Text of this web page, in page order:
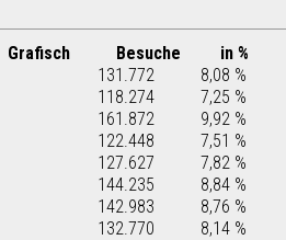
Grafisch Besuche in %
131.772
8,08 %
118.274
7,25 %
161.872
9,92 %
122.448
7,51 %
127.627
7,82 %
144.235
8,84 %
142.983
8,76 %
132.770
8,14 %